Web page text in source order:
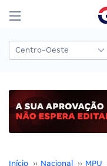
Início ›› Nacional ›› MPU